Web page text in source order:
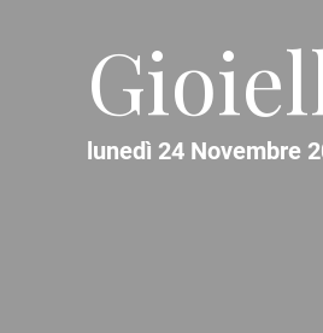
lunedì 24 Novembre